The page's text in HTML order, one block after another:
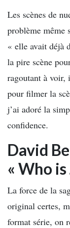
Les scènes de
problème même
« elle avait déjà
la pire scène
ragoutant à
pour filmer la
j’ai adoré la
confidence.
David
« Who is
La force de la
original certes,
format série, on